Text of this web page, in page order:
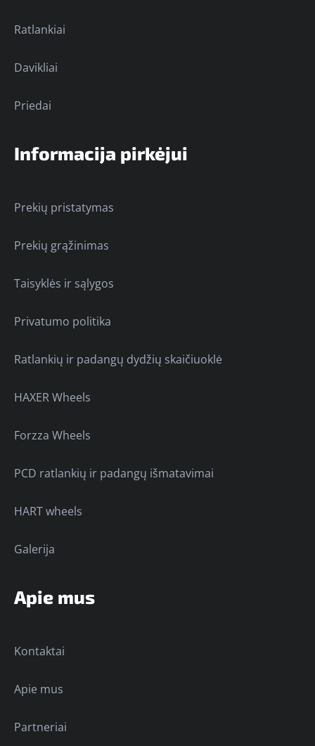
Ratlankiai
Davikliai
Priedai
Informacija pirkėjui
Prekių pristatymas
Prekių grąžinimas
Taisyklės ir sąlygos
Privatumo politika
Ratlankių ir padangų dydžių skaičiuoklė
HAXER Wheels
Forzza Wheels
PCD ratlankių ir padangų išmatavimai
HART wheels
Galerija
Apie mus
Kontaktai
Apie mus
Partneriai